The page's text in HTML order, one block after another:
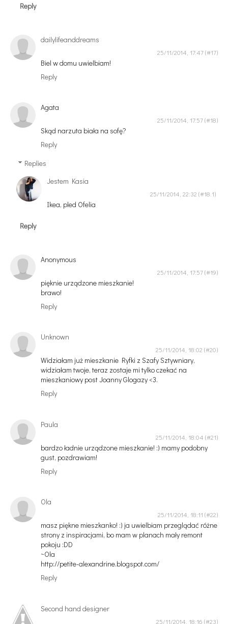
Reply
dailylifeanddreams
25/11/2014, 17:47
Biel w domu uwielbiam!
Reply
Agata
25/11/2014, 17:57
Skąd narzuta biała na sofę?
Reply
Replies
Jestem Kasia
25/11/2014, 22:32
Ikea, pled Ofelia
Reply
Anonymous
25/11/2014, 17:57
pięknie urządzone mieszkanie!
brawo!
Reply
Unknown
25/11/2014, 18:02
Widziałam już mieszkanie Ryfki z Szafy Sztywniary,
widziałam twoje, teraz zostaje mi tylko czekać na
mieszkaniowy post Joanny Glogazy <3.
Reply
Paula
25/11/2014, 18:04
bardzo ładnie urządzone mieszkanie! :) mamy podobny
gust, pozdrawiam!
Reply
Ola
25/11/2014, 18:11
masz piękne mieszkanko! :) ja uwielbiam przeglądać różne
strony z inspiracjami, bo mam w planach mały remont
pokoju :DD
~Ola
http://petite-alexandrine.blogspot.com/
Reply
Second hand designer
25/11/2014, 18:16